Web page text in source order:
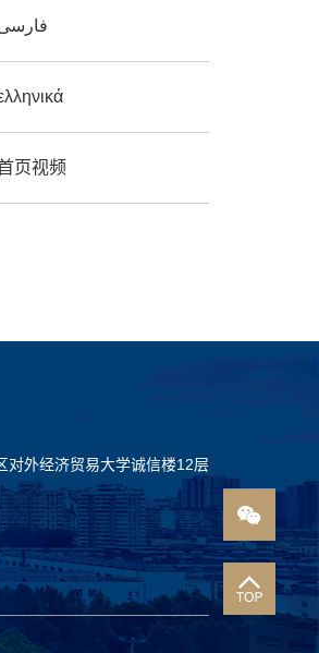
页视频
对外经济贸易大学诚信楼12层